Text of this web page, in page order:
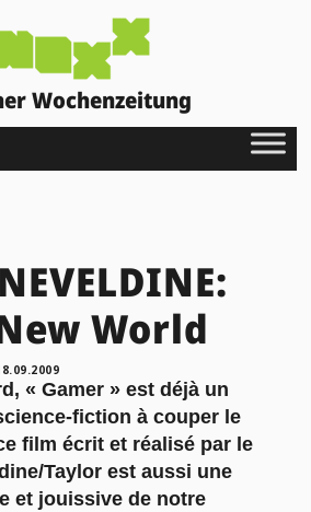
Wochenzeitung
World
« Gamer » est déjà un
fiction à couper le
film écrit et réalisé par le
Taylor est aussi une
et jouissive de notre